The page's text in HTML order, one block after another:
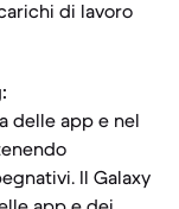
di lavoro
delle app e nel
Il Galaxy